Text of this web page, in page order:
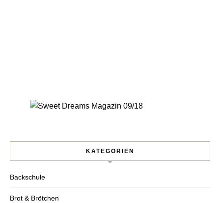
KATEGORIEN
Backschule
Brot & BrötchenNie wieder ein Rezept